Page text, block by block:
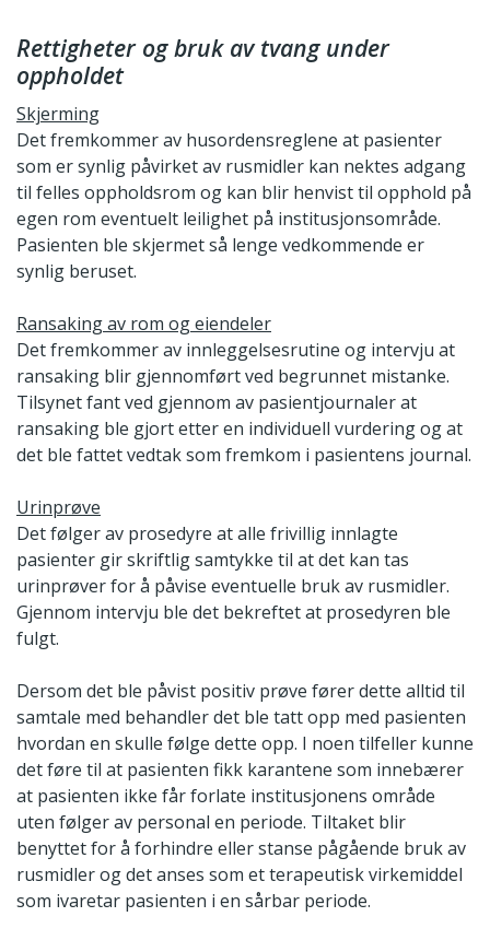
Rettigheter og bruk av tvang under
oppholdet
Skjerming
Det fremkommer av husordensreglene at pasienter
som er synlig påvirket av rusmidler kan nektes adgang
til felles oppholdsrom og kan blir henvist til opphold på
egen rom eventuelt leilighet på institusjonsområde.
Pasienten ble skjermet så lenge vedkommende er
synlig beruset.
Ransaking av rom og eiendeler
Det fremkommer av innleggelsesrutine og intervju at
ransaking blir gjennomført ved begrunnet mistanke.
Tilsynet fant ved gjennom av pasientjournaler at
ransaking ble gjort etter en individuell vurdering og at
det ble fattet vedtak som fremkom i pasientens journal.
Urinprøve
Det følger av prosedyre at alle frivillig innlagte
pasienter gir skriftlig samtykke til at det kan tas
urinprøver for å påvise eventuelle bruk av rusmidler.
Gjennom intervju ble det bekreftet at prosedyren ble
fulgt.
Dersom det ble påvist positiv prøve fører dette alltid til
samtale med behandler det ble tatt opp med pasienten
hvordan en skulle følge dette opp. I noen tilfeller kunne
det føre til at pasienten fikk karantene som innebærer
at pasienten ikke får forlate institusjonens område
uten følger av personal en periode. Tiltaket blir
benyttet for å forhindre eller stanse pågående bruk av
rusmidler og det anses som et terapeutisk virkemiddel
som ivaretar pasienten i en sårbar periode.